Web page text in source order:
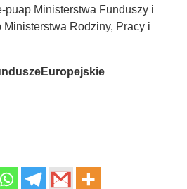
puap Ministerstwa Funduszy i
Rodziny, Pracy i